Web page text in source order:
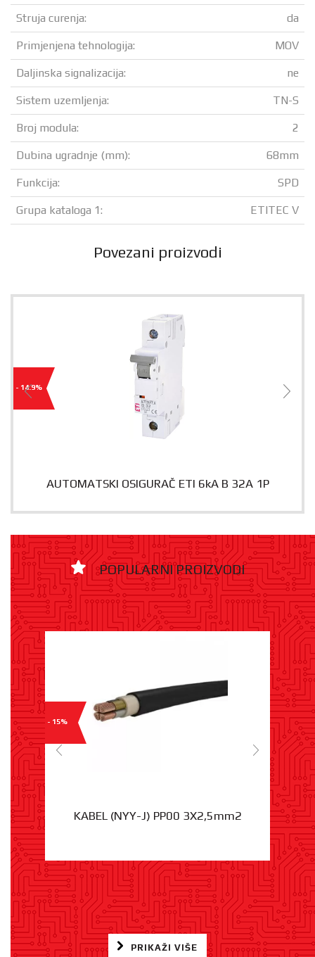
Struja curenja: da
Primjenjena tehnologija: MOV
Daljinska signalizacija: ne
Sistem uzemljenja: TN-S
Broj modula: 2
Dubina ugradnje (mm): 68mm
Funkcija: SPD
Grupa kataloga 1: ETITEC V
Povezani proizvodi
- 14.9%
AUTOMATSKI OSIGURAČ ETI 6kA B 32A 1P
POPULARNI PROIZVODI
- 15%
KABEL (NYY-J) PP00 3X2,5mm2
PRIKAŽI VIŠE